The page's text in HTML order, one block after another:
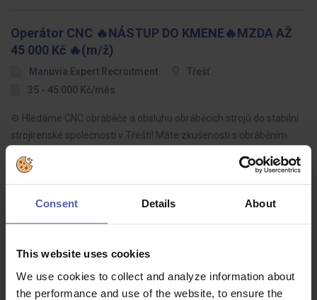
Consent Details About
This website uses cookies
We use cookies to collect and analyze information about
the performance and use of the website, to ensure the
Operátor CNC 🔥NÁSTUP DO KMENE🔥MZDA AŽ
45 000 Kč 🔥(m/ž)
Manuvia Expert Recruitment
Třešť
35 - 45 000 Kč/měs
⚙️ Hledáme CNC obráběče a obsluhu obráběcích strojů do stabilní
strojírenské společnosti v Třešti! Máte zkušenosti s obráběním
k…
PLC programátor 🔥NÁSTUP DO KMENE🔥(m/ž)
Manuvia Expert Recruitment
Písek
60 - 80 000 Kč/měs